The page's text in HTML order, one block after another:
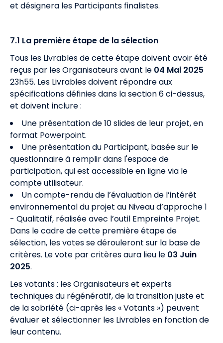
et désignera les Participants finalistes.
7.1 La première étape de la sélection
Tous les Livrables de cette étape doivent avoir été
reçus par les Organisateurs avant le 04 Mai 2025
23h55. Les Livrables doivent répondre aux
spécifications définies dans la section 6 ci-dessus,
et doivent inclure :
Une présentation de 10 slides de leur projet, en
format Powerpoint.
Une présentation du Participant, basée sur le
questionnaire à remplir dans l'espace de
participation, qui est accessible en ligne via le
compte utilisateur.
Un compte-rendu de l’évaluation de l’intérêt
environnemental du projet au Niveau d’approche 1
- Qualitatif, réalisée avec l’outil Empreinte Projet.
Dans le cadre de cette première étape de
sélection, les votes se dérouleront sur la base de
critères. Le vote par critères aura lieu le 03 Juin
2025.
Les votants : les Organisateurs et experts
techniques du régénératif, de la transition juste et
de la sobriété (ci-après les « Votants ») peuvent
évaluer et sélectionner les Livrables en fonction de
leur contenu.